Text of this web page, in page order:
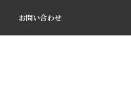
お問い合わせ